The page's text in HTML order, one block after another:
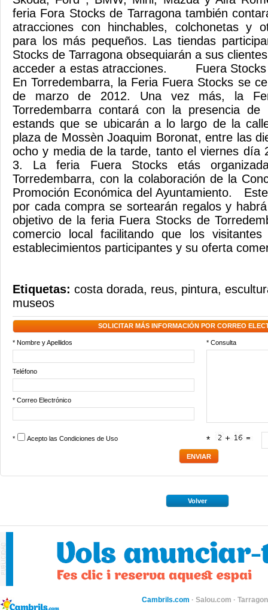
feria Fora Stocks de Tarragona también
atracciones con hinchables, colchonetas y
para los más pequeños. Las tiendas
Stocks de Tarragona obsequiarán a sus
acceder a estas atracciones. Fuera
En Torredembarra, la Feria Fuera Stocks se
de marzo de 2012. Una vez más, la
Torredembarra contará con la presencia
estands que se ubicarán a lo largo de la
plaza de Mossèn Joaquim Boronat, entre las
ocho y media de la tarde, tanto el viernes día
3. La feria Fuera Stocks etás
Torredembarra, con la colaboración de la
Promoción Económica del Ayuntamiento.
por cada compra se sortearán regalos y
objetivo de la feria Fuera Stocks de
comercio local facilitando que los
establecimientos participantes y su oferta
Etiquetas: costa dorada, reus, pintura,
museos
SOLICITAR MÁS INFORMACIÓN POR CORREO
* Nombre y Apellidos * Consulta
Teléfono
* Correo Electrónico
* Acepto las Condiciones de Uso *
Volver
Cambrils.com · Salou.com ·